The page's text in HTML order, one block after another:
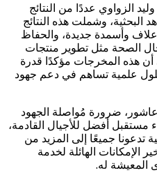
الزواوي عددًا من النتائج
البحثية، وشملت هذه النتائج
وأسمدة جديدة، والحفاظ
الصحة مثل تطوير منتجات
أن هذه المخرجات مؤكدًا قدرة
علمية تساهم في دعم جهود
عاشور، ضرورة مُواصلة الجهود
مستقبل أفضل للأجيال القادمة،
تدعونا جميعًا إلى المزيد من
الإمكانات الهائلة لخدمة
له.